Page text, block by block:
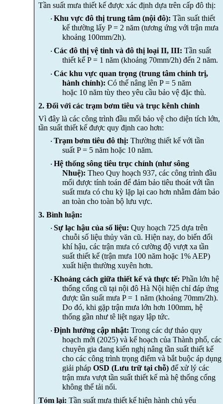
Tần suất mưa thiết kế được xác định dựa trên cấp đô thị:
· Khu vực đô thị trung tâm (nội đô): Tần suất thiết
kế thường lấy P = 2 năm (tương ứng với trận mưa
khoảng 100mm/2h).
· Các đô thị vệ tinh và đô thị loại II, III: Tần suất
thiết kế P = 1 năm(khoảng 70mm/2h) đến 2 năm.
· Các khu vực quan trọng (trung tâm chính trị,
hành chính): Có thể nâng lên P = 5 năm
hoặc 10 năm tùy theo yêu cầu bảo vệ đặc thù.
2. Đối với các trạm bơm tiêu và trục kênh chính
Vì đây là các công trình đầu mối bảo vệ cho diện tích lớn,
tần suất thiết kế được quy định cao hơn:
· Trạm bơm tiêu đô thị: Thường thiết kế với tần
suất P = 5 năm hoặc 10 năm.
· Hệ thống sông tiêu trục chính (như sông
Nhuệ): Theo Quy hoạch 937, các công trình đầu
mối được tính toán để đảm bảo tiêu thoát với tần
suất mưa có chu kỳ lặp lại cao hơn nhằm đảm bảo
an toàn cho toàn bộ lưu vực.
3. Bình luận:
· Sự lạc hậu của số liệu: Quy hoạch 725 dựa trên
chuỗi số liệu thủy văn cũ. Hiện nay, do biến đổi
khí hậu, các trận mưa có cường độ vượt xa tần
suất thiết kế (trận mưa 100 năm hoặc 1% AEP)
xuất hiện thường xuyên hơn.
· Khoảng cách giữa thiết kế và thực tế: Phần lớn hệ
thống cống cũ tại nội đô Hà Nội hiện chỉ đáp ứng
được tần suất mưa P = 1 năm (khoảng 70mm/2h).
Do đó, khi gặp trận mưa lớn hơn 100mm, hệ
thống gần như tê liệt ngay lập tức.
· Định hướng cập nhật: Trong các dự thảo quy
hoạch mới (2025) và kế hoạch của Thành phố, các
chuyên gia đang kiến nghị nâng tần suất thiết kế
cho các công trình trọng điểm và bắt buộc áp dụng
giải pháp OSD (Lưu trữ tại chỗ)để xử lý các
trận mưa vượt tần suất thiết kế mà hệ thống cống
không thể tải nổi.
Tóm lại: Tần suất mưa thiết kế hiện hành chủ yếu